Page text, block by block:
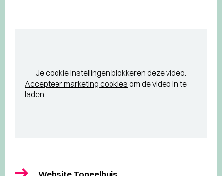
Je cookie instellingen blokkeren deze video.
Accepteer marketing cookies om de video in te
laden.
Website Toneelhuis